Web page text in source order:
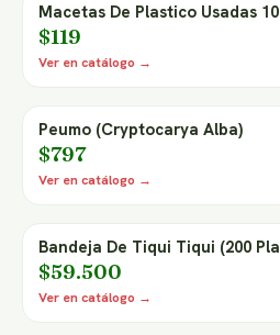
Macetas De Plastico Usadas
$119
Ver en catálogo →
Peumo (Cryptocarya Alba)
$797
Ver en catálogo →
Bandeja De Tiqui Tiqui (200
$59.500
Ver en catálogo →